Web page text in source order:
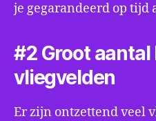
je gegarandeerd op tijd
#2 Groot
vliegvelden
Er zijn ontzettend veel